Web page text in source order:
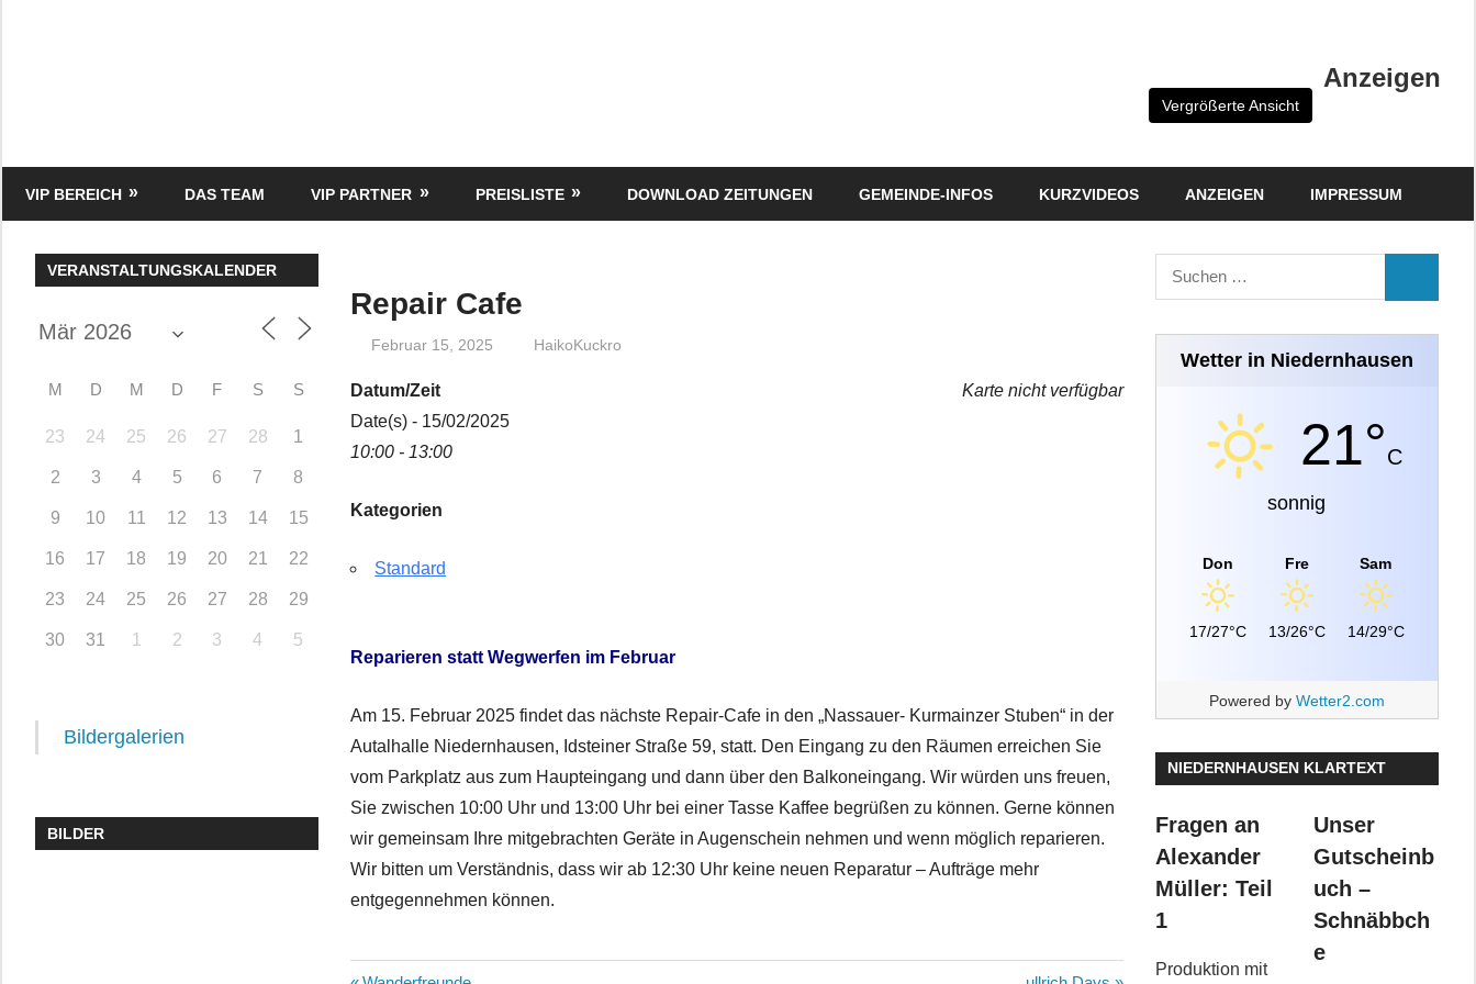
Media
Anzeigen
Vergrößerte Ansicht
VIP BEREICH DAS TEAM VIP PARTNER PREISLISTE DOWNLOAD ZEITUNGEN GEMEINDE-INFOS KURZVIDEOS ANZEIGEN IMPRESSUM
Repair Cafe
Februar 15, 2025 HaikoKuckro
Karte nicht verfügbar
Datum/Zeit
Date(s) - 15/02/2025
10:00 - 13:00
Kategorien
Standard
Reparieren statt Wegwerfen im Februar
Am 15. Februar 2025 findet das nächste Repair-Cafe in den „Nassauer- Kurmainzer Stuben“ in der
Autalhalle Niedernhausen, Idsteiner Straße 59, statt. Den Eingang zu den Räumen erreichen Sie
vom Parkplatz aus zum Haupteingang und dann über den Balkoneingang. Wir würden uns freuen,
Sie zwischen 10:00 Uhr und 13:00 Uhr bei einer Tasse Kaffee begrüßen zu können. Gerne können
wir gemeinsam Ihre mitgebrachten Geräte in Augenschein nehmen und wenn möglich reparieren.
Wir bitten um Verständnis, dass wir ab 12:30 Uhr keine neuen Reparatur – Aufträge mehr
entgegennehmen können.
VERANSTALTUNGSKALENDER
M D M D F S S
23 24 25 26 27 28 1
2 3 4 5 6 7 8
9 10 11 12 13 14 15
16 17 18 19 20 21 22
23 24 25 26 27 28 29
30 31 1 2 3 4 5
Bildergalerien
BILDER
Suchen
nach:
Wetter in Niedernhausen
21°C
sonnig
Don
17/27°C
Fre
13/26°C
Sam
14/29°C
Powered by Wetter2.com
NIEDERNHAUSEN KLARTEXT
Fragen an
Alexander
Müller: Teil
1
Produktion mit
Unser
Gutscheinb
uch –
Schnäbbch
e